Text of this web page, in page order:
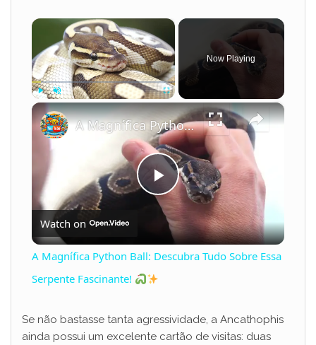
×
Play Unmute
Now Playing
×
P
a
y
A Magnífica Python Ball: Descubra Tudo Sobre Essa Serpente Fascinante!
Watch on
A Magnífica Python Ball: Descubra Tudo Sobre Essa
Serpente Fascinante!
Se não bastasse tanta agressividade, a Ancathophis
ainda possui um excelente cartão de visitas: duas